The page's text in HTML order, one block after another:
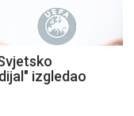
izgledao